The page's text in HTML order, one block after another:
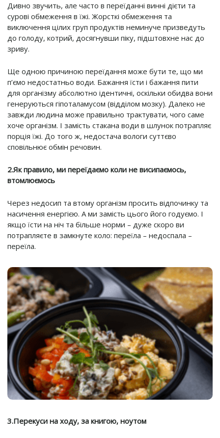
Дивно звучить, але часто в переїданні винні дієти та
сурові обмеження в їжі. Жорсткі обмеження та
виключення цілих груп продуктів неминуче призведуть
до голоду, котрий, досягнувши піку, підштовхне нас до
зриву.
Ще одною причиною переїдання може бути те, що ми
п’ємо недостатньо води. Бажання їсти і бажання пити
для організму абсолютно ідентичні, оскільки обидва вони
генеруються гіпоталамусом (відділом мозку). Далеко не
завжди людина може правильно трактувати, чого саме
хоче організм. I замість стакана води в шлунок потрапляє
порція їжі. До того ж, недостача вологи суттєво
сповільнює обмін речовин.
2.Як правило, ми переїдаємо коли не висипаємось,
втомлюємось
Через недосип та втому організм просить відпочинку та
насичення енергією. А ми замість цього його годуємо. І
якщо їсти на ніч та більше норми – дуже скоро ви
потрапляєте в замкнуте коло: переїла – недоспала –
переїла.
3.Перекуси на ходу, за книгою, ноутом